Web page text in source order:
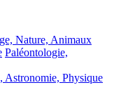
Nature, Animaux
Paléontologie,
Astronomie, Physique